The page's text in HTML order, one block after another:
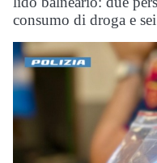
consumo di droga e